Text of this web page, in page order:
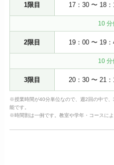
1限目 17：30 〜 18
10 分
2限目 19：00 〜 19
10 分
3限目 20：30 〜 21
※授業時間が40分単位なので、週2回の中で
能です。
※時間割は一例です。教室や学年・コースによ